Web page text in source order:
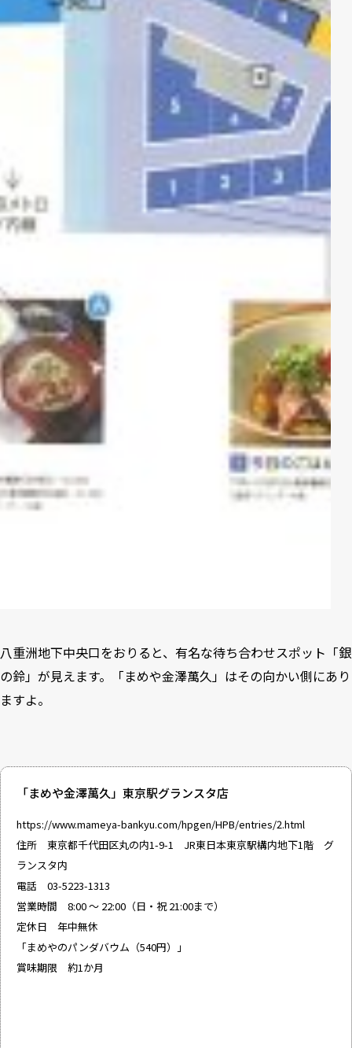
八重洲地下中央口をおりると、有名な待ち合わせスポット「銀
の鈴」が見えます。「まめや金澤萬久」はその向かい側にあり
ますよ。
「まめや金澤萬久」東京駅グランスタ店
https://www.mameya-bankyu.com/hpgen/HPB/entries/2.html
住所 東京都千代田区丸の内1-9-1 JR東日本東京駅構内地下1階 グ
ランスタ内
電話 03-5223-1313
営業時間 8:00 ～ 22:00（日・祝 21:00まで）
定休日 年中無休
「まめやのパンダバウム（540円）」
賞味期限 約1か月